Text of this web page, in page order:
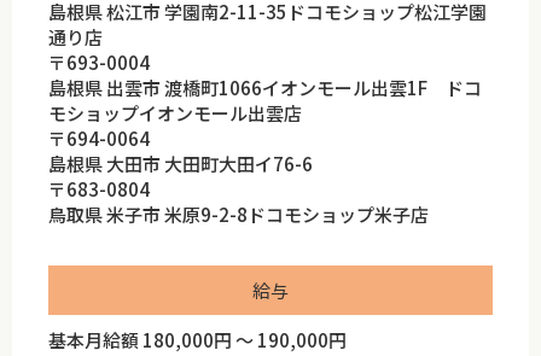
島根県 松江市 学園南2-11-35ドコモショップ松江学園
通り店
〒693-0004
島根県 出雲市 渡橋町1066イオンモール出雲1F ドコ
モショップイオンモール出雲店
〒694-0064
島根県 大田市 大田町大田イ76-6
〒683-0804
鳥取県 米子市 米原9-2-8ドコモショップ米子店
給与
基本月給額 180,000円 ～ 190,000円